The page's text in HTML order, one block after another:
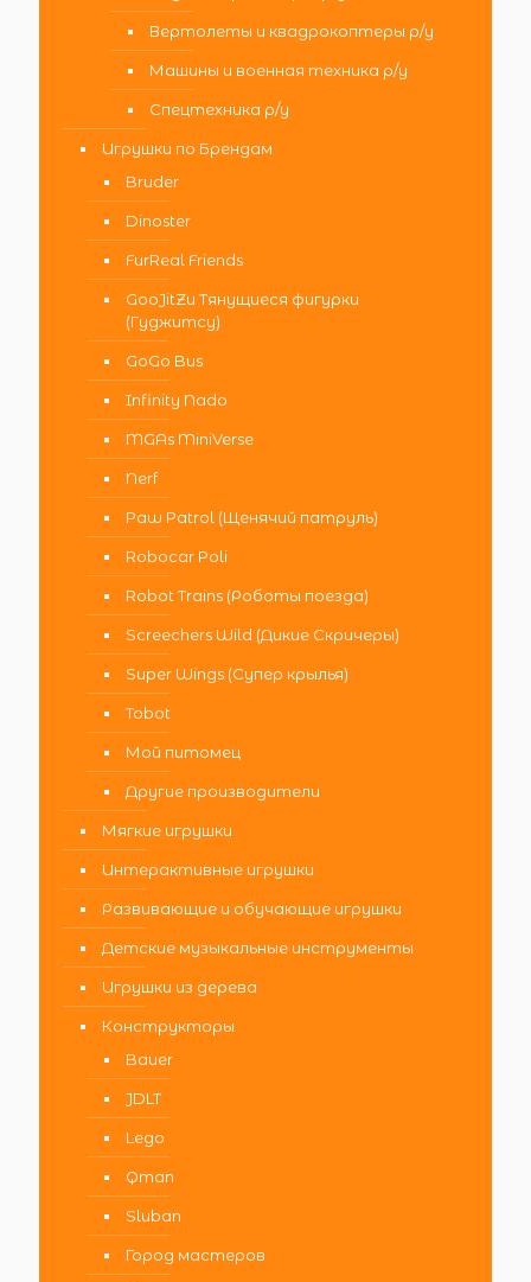
Вертолеты и квадрокоптеры р/у
Машины и военная техника р/у
Спецтехника р/у
Игрушки по Брендам
Bruder
Dinoster
FurReal Friends
GooJitZu Тянущиеся фигурки
(Гуджитсу)
GoGo Bus
Infinity Nado
MGAs MiniVerse
Nerf
Paw Patrol (Щенячий патруль)
Robocar Poli
Robot Trains (Роботы поезда)
Screechers Wild (Дикие Скричеры)
Super Wings (Супер крылья)
Tobot
Мой питомец
Другие производители
Мягкие игрушки
Интерактивные игрушки
Развивающие и обучающие игрушки
Детские музыкальные инструменты
Игрушки из дерева
Конструкторы
Bauer
JDLT
Lego
Qman
Sluban
Город мастеров